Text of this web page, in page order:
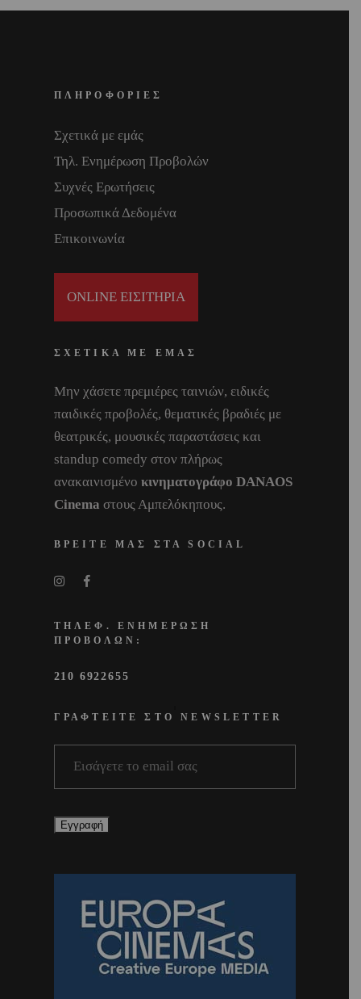
ΠΛΗΡΟΦΟΡΙΕΣ
Σχετικά με εμάς
Τηλ. Ενημέρωση Προβολών
Συχνές Ερωτήσεις
Προσωπικά Δεδομένα
Επικοινωνία
ONLINE ΕΙΣΙΤΗΡΙΑ
ΣΧΕΤΙΚΑ ΜΕ ΕΜΑΣ
Μην χάσετε πρεμιέρες ταινιών, ειδικές
παιδικές προβολές, θεματικές βραδιές με
θεατρικές, μουσικές παραστάσεις και
standup comedy στον πλήρως
ανακαινισμένο κινηματογράφο DANAOS
Cinema στους Αμπελόκηπους.
ΒΡΕΙΤΕ ΜΑΣ ΣΤΑ SOCIAL
ΤΗΛΕΦ. ΕΝΗΜΕΡΩΣΗ
ΠΡΟΒΟΛΩΝ:
210 6922655
ΓΡΑΦΤΕΙΤΕ ΣΤΟ NEWSLETTER